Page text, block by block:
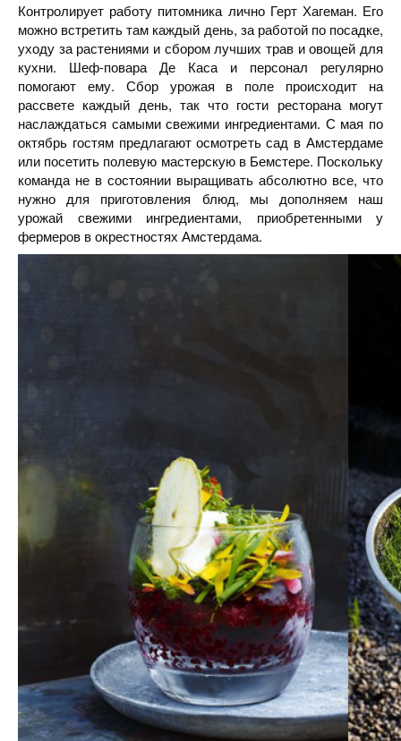
Контролирует работу питомника лично Герт Хагеман. Его
можно встретить там каждый день, за работой по посадке,
уходу за растениями и сбором лучших трав и овощей для
кухни. Шеф-повара Де Каса и персонал регулярно
помогают ему. Сбор урожая в поле происходит на
рассвете каждый день, так что гости ресторана могут
наслаждаться самыми свежими ингредиентами. С мая по
октябрь гостям предлагают осмотреть сад в Амстердаме
или посетить полевую мастерскую в Бемстере. Поскольку
команда не в состоянии выращивать абсолютно все, что
нужно для приготовления блюд, мы дополняем наш
урожай свежими ингредиентами, приобретенными у
фермеров в окрестностях Амстердама.